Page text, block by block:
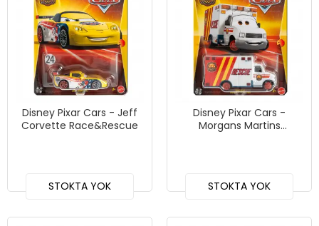
Disney Pixar Cars - Jeff
Corvette Race&Rescue
STOKTA YOK
Disney Pixar Cars -
Morgans Martins
STOKTA YOK